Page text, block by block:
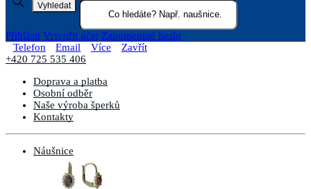
Vyhledat
Přihlásit Vytvořit účet Zapomenuté heslo
Telefon
Email Více
Zavřít
+420 725 535 406
Doprava a platba
Osobní odběr
Naše výroba šperků
Kontakty
Náušnice